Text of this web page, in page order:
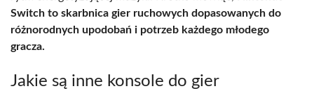
Switch to skarbnica gier ruchowych dopasowanych do
różnorodnych upodobań i potrzeb każdego młodego
gracza.
Jakie są inne konsole do gier